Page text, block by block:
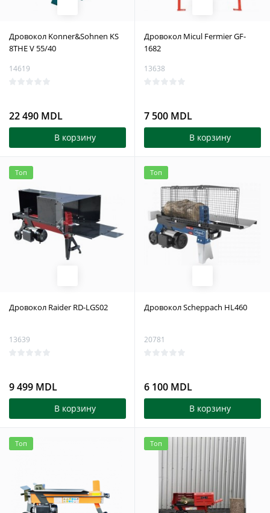
Дровокол Konner&Sohnen KS
8THE V 55/40
14619
22 490 MDL
В корзину
Дровокол Micul Fermier GF-
1682
13638
7 500 MDL
В корзину
Топ
Дровокол Raider RD-LGS02
13639
9 499 MDL
В корзину
Топ
Дровокол Scheppach HL460
20781
6 100 MDL
В корзину
Топ Топ